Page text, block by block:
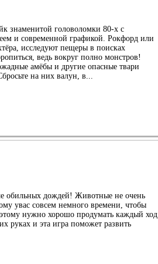
знаменитой головоломки 80-х с
и современной графикой. Рокфорд или
исследуют пещеры в поисках
ведь вокруг полно монстров!
амёбы и другие опасные твари
на них валун, в...
обильных дождей! Животные не очень
увас совсем немного времени, чтобы
нужно хорошо продумать каждый
руках и эта игра поможет развить